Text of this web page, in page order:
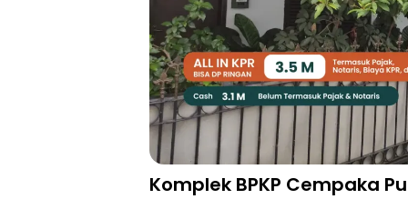
Komplek BPKP Cempaka